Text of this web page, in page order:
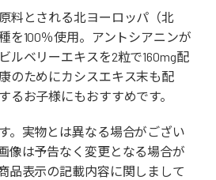
料とされる北ヨーロッパ（北
を100％使用。アントシアニンが
ルベリーエキスを2粒で160mg配
のためにカシスエキス末も配
るお子様にもおすすめです。
。実物とは異なる場合がござい
像は予告なく変更となる場合が
品表示の記載内容に関しまして